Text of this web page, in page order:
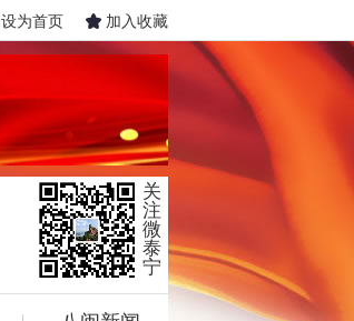
设为首页 加入收藏
关
注
微
泰
宁